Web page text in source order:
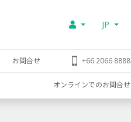
JP
お問合せ +66 2066 8888
オンラインでのお問合せ